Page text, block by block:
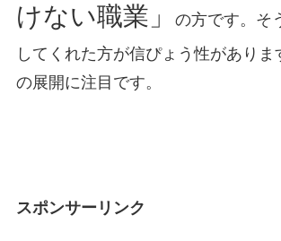
けない職業」
の方です。そ
してくれた方が信ぴょう性がありま
の展開に注目です。
スポンサーリンク